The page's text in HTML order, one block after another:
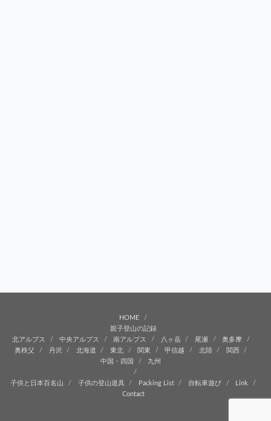
HOME
親子登山の記録
北アルプス
中央アルプス 南アルプス 八ヶ岳 尾瀬
奥多摩
奥秩父
丹沢 北海道 東北 関東 甲信越 北陸
関西
中国・四国
九州
子供と日本百名山 子供の登山道具 Packing List 自転車遊び
Link
Contact